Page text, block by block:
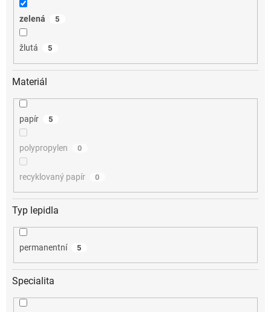
zelená 5
žlutá 5
Materiál
papír 5
polypropylen 0
recyklovaný papír 0
Typ lepidla
permanentní 5
Specialita